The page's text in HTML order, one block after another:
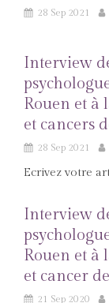
28 Sep 2021
Interview
Rouen et à
et cancers
28 Sep 2021
Ecrivez votre
Interview
Rouen et à
et cancer
21 Sep 2020